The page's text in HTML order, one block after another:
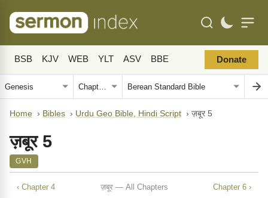
BSB KJV WEB YLT ASV BBE Donate
Home › Bibles › Urdu Geo Bible, Hindi Script › ज़बूर 5
ज़बूर 5
GVH
‹ Chapter 4 ज़बूर — All Chapters Chapter 6 ›